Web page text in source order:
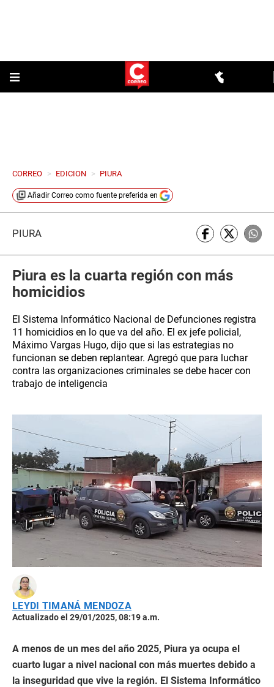
CORREO > EDICION > PIURA
Añadir Correo como fuente preferida en
PIURA
Piura es la cuarta región con más
homicidios
El Sistema Informático Nacional de Defunciones registra
11 homicidios en lo que va del año. El ex jefe policial,
Máximo Vargas Hugo, dijo que si las estrategias no
funcionan se deben replantear. Agregó que para luchar
contra las organizaciones criminales se debe hacer con
trabajo de inteligencia
LEYDI TIMANÁ MENDOZA
Actualizado el 29/01/2025, 08:19 a.m.
A menos de un mes del año 2025, Piura ya ocupa el
cuarto lugar a nivel nacional con más muertes debido a
la inseguridad que vive la región. El Sistema Informático